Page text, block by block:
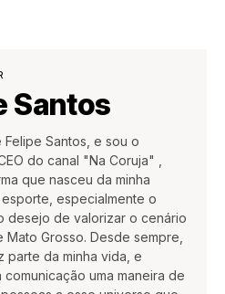
Santos
Felipe Santos, e sou o
do canal "Na Coruja" ,
que nasceu da minha
especialmente o
desejo de valorizar o cenário
Grosso. Desde sempre,
parte da minha vida, e
uma maneira de